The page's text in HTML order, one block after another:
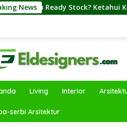
News
Ketahui Kelebihan dan
Living Interior
serbi Arsitektur